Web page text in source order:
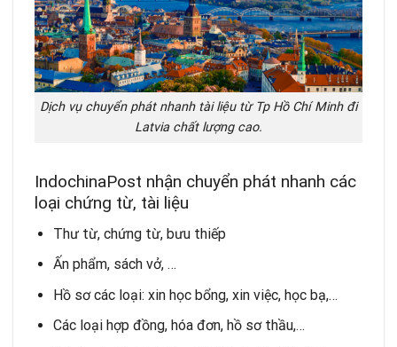
Dịch vụ chuyển phát nhanh tài liệu từ Tp Hồ Chí Minh đi
Latvia chất lượng cao.
IndochinaPost nhận chuyển phát nhanh các
loại chứng từ, tài liệu
Thư từ, chứng từ, bưu thiếp
Ấn phẩm, sách vở, …
Hồ sơ các loại: xin học bổng, xin việc, học bạ,…
Các loại hợp đồng, hóa đơn, hồ sơ thầu,…